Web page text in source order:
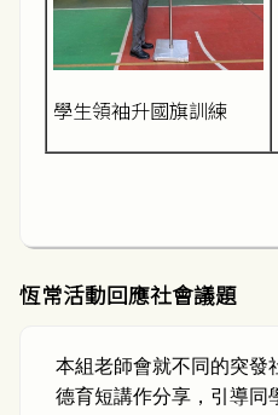
學生領袖升國旗訓練
恆常活動回應社會議題
本組老師會就不同的突發
德育短講作分享，引導同